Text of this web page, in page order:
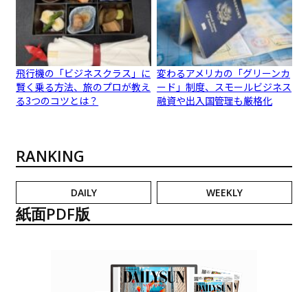
飛行機の「ビジネスクラス」に
賢く乗る方法、旅のプロが教え
る3つのコツとは？
変わるアメリカの「グリーンカ
ード」制度、スモールビジネス
融資や出入国管理も厳格化
RANKING
DAILY WEEKLY
紙面PDF版